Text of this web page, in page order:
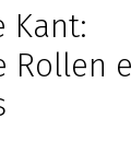
Kant:
Rollen